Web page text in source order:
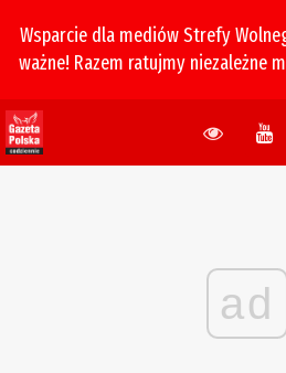
Wsparcie dla mediów Strefy
ważne! Razem ratujmy niezależne
ad